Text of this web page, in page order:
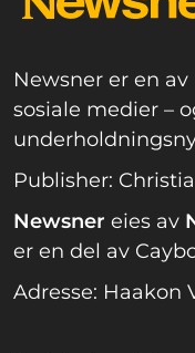
Newsner er en
sosiale medier –
Publisher:
Newsner eies av
er en del av
Adresse: Haakon